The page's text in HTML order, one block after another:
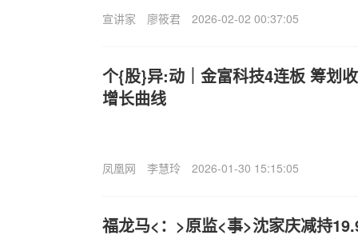
宣讲家 廖筱君 2026-02-02 00:37:05
个{股}异:动｜金富科技4连板 筹划
增长曲线
凤凰网 李慧玲 2026-01-30 15:15:05
福龙马<：>原监<事>沈家庆减持